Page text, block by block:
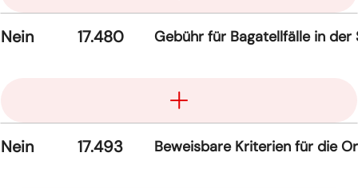
Nein 17.480 Gebühr für Bagatellfälle in
Nein 17.493 Beweisbare Kriterien für die